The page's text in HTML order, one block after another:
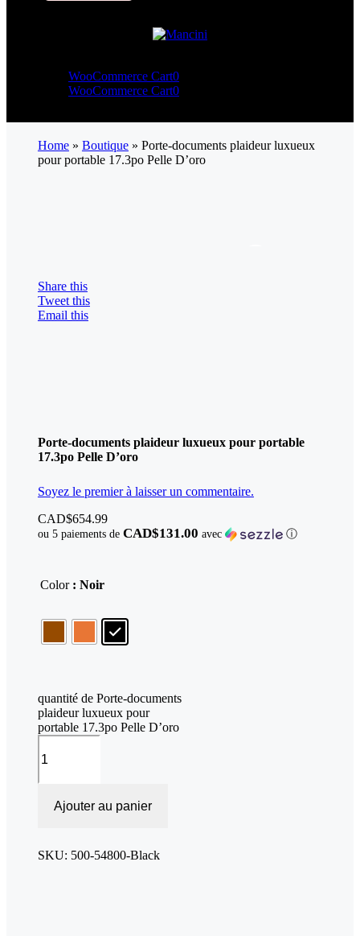
WooCommerce Cart0
WooCommerce Cart0
Home» Boutique» Porte-documents plaideur luxueux
pour portable 17.3po Pelle D’oro
Share this
Tweet this
Email this
Porte-documents plaideur luxueux pour portable
17.3po Pelle D’oro
Soyez le premier à laisser un commentaire.
CAD$654.99
ou 5 paiements de CAD$131.00 avec ⓘ
Color : Noir
quantité de Porte-documents
plaideur luxueux pour
portable 17.3po Pelle D’oro
Ajouter au panier
SKU: 500-54800-Black